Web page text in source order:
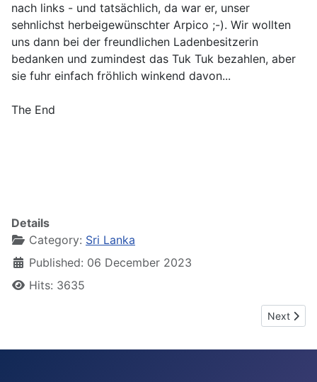
nach links - und tatsächlich, da war er, unser
sehnlichst herbeigewünschter Arpico ;-). Wir wollten
uns dann bei der freundlichen Ladenbesitzerin
bedanken und zumindest das Tuk Tuk bezahlen, aber
sie fuhr einfach fröhlich winkend davon...
The End
Details
Category: Sri Lanka
Published: 06 December 2023
Hits: 3635
Next
Next